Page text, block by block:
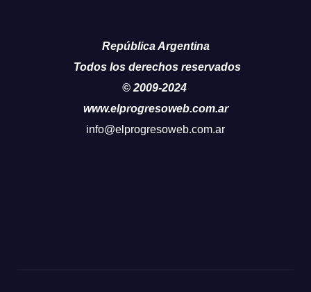
República Argentina
Todos los derechos reservados
© 2009-2024
www.elprogresoweb.com.ar
info@elprogresoweb.com.ar